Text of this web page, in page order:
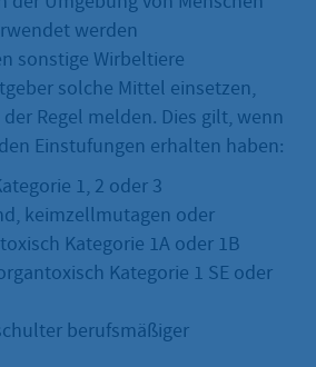
werden
sonstige Wirbeltiere
solche Mittel einsetzen,
Regel melden. Dies gilt, wenn
Einstufungen erhalten haben:
1, 2 oder 3
keimzellmutagen oder
Kategorie 1A oder 1B
Kategorie 1 SE oder
berufsmäßiger